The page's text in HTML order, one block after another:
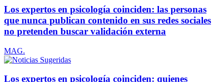
Los expertos en psicología coinciden: las personas
que nunca publican contenido en sus redes sociales
no pretenden buscar validación externa
MAG.
Los expertos en psicología coinciden: quienes